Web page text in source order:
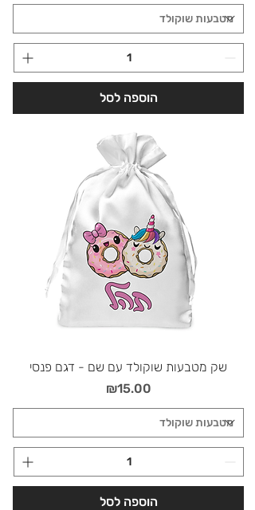
הוספה לסל
שק מטבעות שוקולד עם שם - דגם פנסי
מחיר
₪15.00
הוספה לסל